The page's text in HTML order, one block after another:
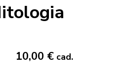
10,00 € cad.